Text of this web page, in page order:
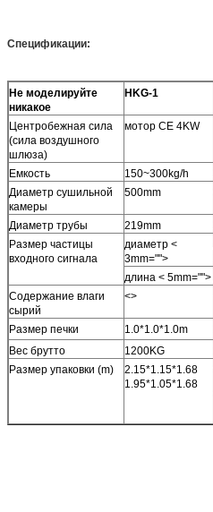
Спецификации:
Не моделируйте
никакое
HKG-1
Центробежная сила
(сила воздушного
шлюза)
мотор CE 4KW
Емкость 150~300kg/h
Диаметр сушильной
камеры
500mm
Диаметр трубы 219mm
Размер частицы
входного сигнала
диаметр <
3mm="">
длина < 5mm="">
Содержание влаги
сырий
<>
Размер печки 1.0*1.0*1.0m
Вес брутто
1200KG
Размер упаковки (m)
2.15*1.15*1.68
1.95*1.05*1.68